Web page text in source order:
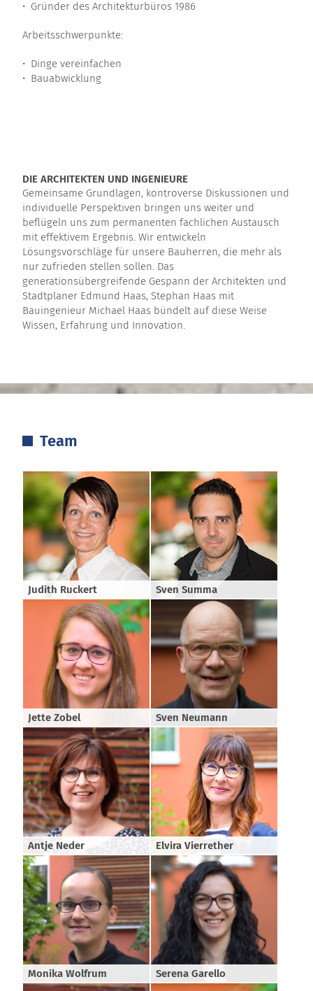
• Gründer des Architekturbüros 1986
Arbeitsschwerpunkte:
• Dinge vereinfachen
• Bauabwicklung
DIE ARCHITEKTEN UND INGENIEURE
Gemeinsame Grundlagen, kontroverse Diskussionen und
individuelle Perspektiven bringen uns weiter und
beflügeln uns zum permanenten fachlichen Austausch
mit effektivem Ergebnis. Wir entwickeln
Lösungsvorschläge für unsere Bauherren, die mehr als
nur zufrieden stellen sollen. Das
generationsübergreifende Gespann der Architekten und
Stadtplaner Edmund Haas, Stephan Haas mit
Bauingenieur Michael Haas bündelt auf diese Weise
Wissen, Erfahrung und Innovation.
Team
Judith Ruckert Sven Summa
Jette Zobel Sven Neumann
Antje Neder Elvira Vierrether
Monika Wolfrum Serena Garello